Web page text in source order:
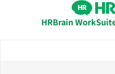
HRBrain